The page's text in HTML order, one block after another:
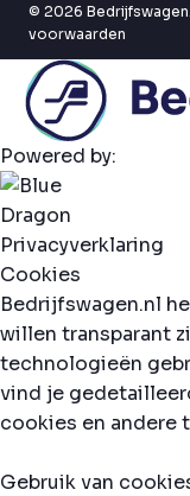
© 2026
voorwaarden
Powered by:
Privacyverklaring
Cookies
Bedrijfswagen.nl
willen transparant
technologieën
vind je
cookies en andere
Gebruik van